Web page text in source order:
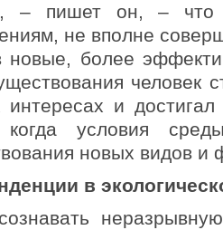
– пишет он, – что
не вполне
новые, более
человек
интересах и
условия среды
новых видов и
в